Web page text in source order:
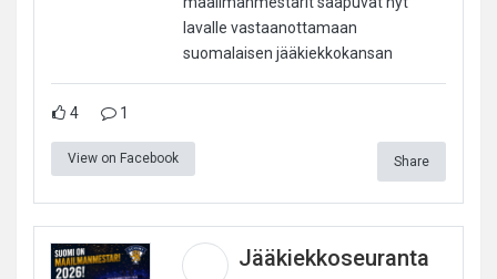
lavalle vastaanottamaan
suomalaisen jääkiekkokansan
4 1
View on Facebook Share
Jääkiekkoseuranta